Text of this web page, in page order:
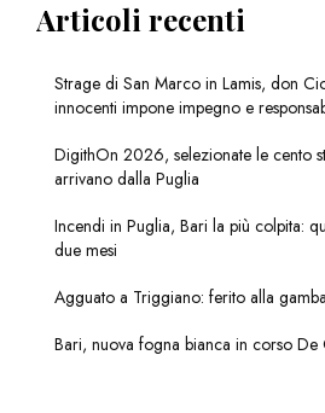
Articoli recenti
Strage di San Marco in Lamis, don
innocenti impone impegno e
DigithOn 2026, selezionate le cento
arrivano dalla Puglia
Incendi in Puglia, Bari la più colpita:
due mesi
Agguato a Triggiano: ferito alla
Bari, nuova fogna bianca in corso De